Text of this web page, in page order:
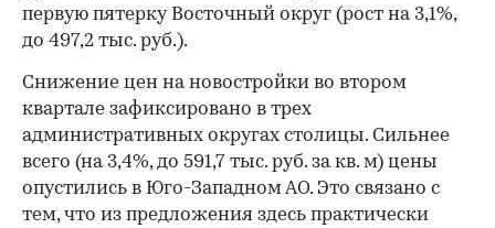
00:00 00:00
первую пятерку Восточный округ (рост на 3,1%,
до 497,2 тыс. руб.).
Снижение цен на новостройки во втором
квартале зафиксировано в трех
административных округах столицы. Сильнее
всего (на 3,4%, до 591,7 тыс. руб. за кв. м) цены
опустились в Юго-Западном АО. Это связано с
тем, что из предложения здесь практически